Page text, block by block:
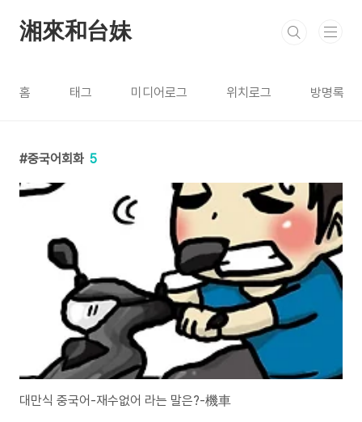
湘來和台妹
홈 태그 미디어로그 위치로그 방명록
중국어회화 5
대만식 중국어-재수없어 라는 말은?-機車